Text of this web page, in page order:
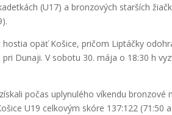
(U17) a bronzových starších
hostia opäť Košice, pričom Liptáčky
Dunaji. V sobotu 30. mája o 18:30 h
počas uplynulého víkendu
U19 celkovým skóre 137:122 (71:50